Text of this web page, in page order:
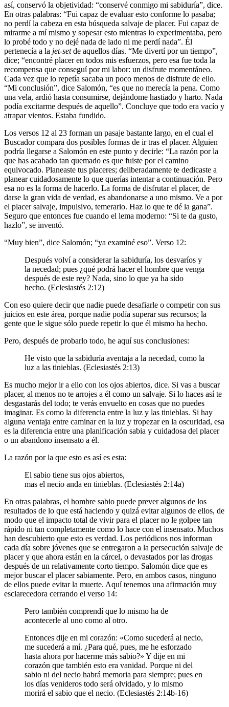
así, conservó la objetividad: “conservé conmigo mi sabiduría”, dice.
En otras palabras: “Fui capaz de evaluar esto conforme lo pasaba;
no perdí la cabeza en esta búsqueda salvaje de placer. Fui capaz de
mirarme a mí mismo y sopesar esto mientras lo experimentaba, pero
lo probé todo y no dejé nada de lado ni me perdí nada”. Él
pertenecía a la jet-setde aquellos días. “Me divertí por un tiempo”,
dice; “encontré placer en todos mis esfuerzos, pero esa fue toda la
recompensa que conseguí por mi labor: un disfrute momentáneo.
Cada vez que lo repetía sacaba un poco menos de disfrute de ello.
“Mi conclusión”, dice Salomón, “es que no merecía la pena. Como
una vela, ardió hasta consumirse, dejándome hastiado y harto. Nada
podía excitarme después de aquello”. Concluye que todo era vacío y
atrapar vientos. Estaba fundido.
Los versos 12 al 23 forman un pasaje bastante largo, en el cual el
Buscador compara dos posibles formas de ir tras el placer. Alguien
podría llegarse a Salomón en este punto y decirle: “La razón por la
que has acabado tan quemado es que fuiste por el camino
equivocado. Planeaste tus placeres; deliberadamente te dedicaste a
planear cuidadosamente lo que querías intentar a continuación. Pero
esa no es la forma de hacerlo. La forma de disfrutar el placer, de
darse la gran vida de verdad, es abandonarse a uno mismo. Ve a por
el placer salvaje, impulsivo, temerario. Haz lo que te dé la gana”.
Seguro que entonces fue cuando el lema moderno: “Si te da gusto,
hazlo”, se inventó.
“Muy bien”, dice Salomón; “ya examiné eso”. Verso 12:
Después volví a considerar la sabiduría, los desvaríos y
la necedad; pues ¿qué podrá hacer el hombre que venga
después de este rey? Nada, sino lo que ya ha sido
hecho. (Eclesiastés 2:12)
Con eso quiere decir que nadie puede desafiarle o competir con sus
juicios en este área, porque nadie podía superar sus recursos; la
gente que le sigue sólo puede repetir lo que él mismo ha hecho.
Pero, después de probarlo todo, he aquí sus conclusiones:
He visto que la sabiduría aventaja a la necedad, como la
luz a las tinieblas. (Eclesiastés 2:13)
Es mucho mejor ir a ello con los ojos abiertos, dice. Si vas a buscar
placer, al menos no te arrojes a él como un salvaje. Si lo haces así te
desgastarás del todo; te verás envuelto en cosas que no puedes
imaginar. Es como la diferencia entre la luz y las tinieblas. Si hay
alguna ventaja entre caminar en la luz y tropezar en la oscuridad, esa
es la diferencia entre una planificación sabia y cuidadosa del placer
o un abandono insensato a él.
La razón por la que esto es así es esta:
El sabio tiene sus ojos abiertos,
mas el necio anda en tinieblas. (Eclesiastés 2:14a)
En otras palabras, el hombre sabio puede prever algunos de los
resultados de lo que está haciendo y quizá evitar algunos de ellos, de
modo que el impacto total de vivir para el placer no le golpee tan
rápido ni tan completamente como lo hace con el insensato. Muchos
han descubierto que esto es verdad. Los periódicos nos informan
cada día sobre jóvenes que se entregaron a la persecución salvaje de
placer y que ahora están en la cárcel, o devastados por las drogas
después de un relativamente corto tiempo. Salomón dice que es
mejor buscar el placer sabiamente. Pero, en ambos casos, ninguno
de ellos puede evitar la muerte. Aquí tenemos una afirmación muy
esclarecedora cerrando el verso 14:
Pero también comprendí que lo mismo ha de
acontecerle al uno como al otro.
Entonces dije en mi corazón: «Como sucederá al necio,
me sucederá a mí. ¿Para qué, pues, me he esforzado
hasta ahora por hacerme más sabio?» Y dije en mi
corazón que también esto era vanidad. Porque ni del
sabio ni del necio habrá memoria para siempre; pues en
los días venideros todo será olvidado, y lo mismo
morirá el sabio que el necio. (Eclesiastés 2:14b-16)